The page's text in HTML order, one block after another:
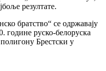
резултате.
братство“ се одржавају
године руско-белоруска
Брестски у